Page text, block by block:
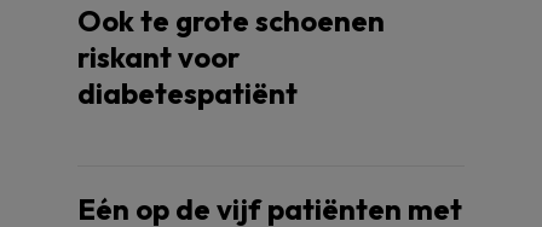
Ook te grote schoenen
riskant voor
diabetespatiënt
Eén op de vijf patiënten met